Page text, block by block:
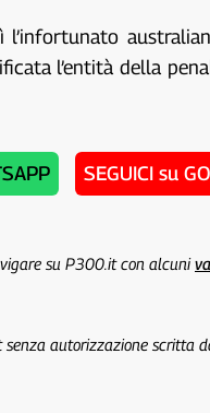
l’entità della
SEGUICI su
su P300.it con alcuni
autorizzazione scritta